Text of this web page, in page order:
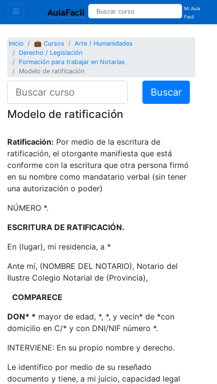
Mi Aula
Facil
Inicio 💼 Cursos
Arte / Humanidades
Derecho / Legislación
Formación para trabajar en Notarías
Modelo de ratificación
Buscar
Modelo de ratificación
Ratificación: Por medio de la escritura de
ratificación, el otorgante manifiesta que está
conforme con la escritura que otra persona firmó
en su nombre como mandatario verbal (sin tener
una autorización o poder)
NÚMERO *.
ESCRITURA DE RATIFICACIÓN.
En (lugar), mi residencia, a *
Ante mí, (NOMBRE DEL NOTARIO), Notario del
Ilustre Colegio Notarial de (Provincia),
COMPARECE
DON* * mayor de edad, *, *, y vecin* de *con
domicilio en C/* y con DNI/NIF número *.
INTERVIENE: En su propio nombre y derecho.
Le identifico por medio de su reseñado
documento y tiene, a mi juicio, capacidad legal